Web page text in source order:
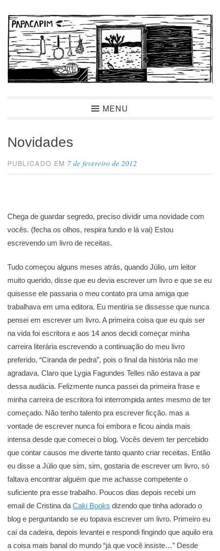
para
conteúdo
PapacapimMENU
Novidades
PUBLICADO EM 7 de fevereiro de 2012
Chega de guardar segredo, preciso dividir uma novidade com
vocês. (fecha os olhos, respira fundo e lá vai) Estou
escrevendo um livro de receitas.
Tudo começou alguns meses atrás, quando Júlio, um leitor
muito querido, disse que eu devia escrever um livro e que se eu
quisesse ele passaria o meu contato pra uma amiga que
trabalhava em uma editora. Eu mentiria se dissesse que nunca
pensei em escrever um livro. A primeira coisa que eu quis ser
na vida foi escritora e aos 14 anos decidi começar minha
carreira literária escrevendo a continuação do meu livro
preferido, “Ciranda de pedra”, pois o final da história não me
agradava. Claro que Lygia Fagundes Telles não estava a par
dessa audácia. Felizmente nunca passei da primeira frase e
minha carreira de escritora foi interrompida antes mesmo de ter
começado. Não tenho talento pra escrever ficção. mas a
vontade de escrever nunca foi embora e ficou ainda mais
intensa desde que comecei o blog. Vocês devem ter percebido
que contar causos me diverte tanto quanto criar receitas. Então
eu disse a Júlio que sim, sim, gostaria de escrever um livro, só
faltava encontrar alguém que me achasse competente o
suficiente pra esse trabalho. Poucos dias depois recebi um
email de Cristina da Caki Books dizendo que tinha adorado o
blog e perguntando se eu topava escrever um livro. Primeiro eu
caí da cadeira, depois levantei e respondi fingindo que aquilo era
a coisa mais banal do mundo “já que você insiste…” Desde